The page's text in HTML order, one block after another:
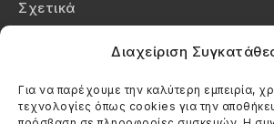
Διαχείριση
Για να παρέχουμε την καλύτερη εμπειρία,
τεχνολογίες όπως cookies για την
Σχετικά
Πολιτική Cookies (ΕΕ)